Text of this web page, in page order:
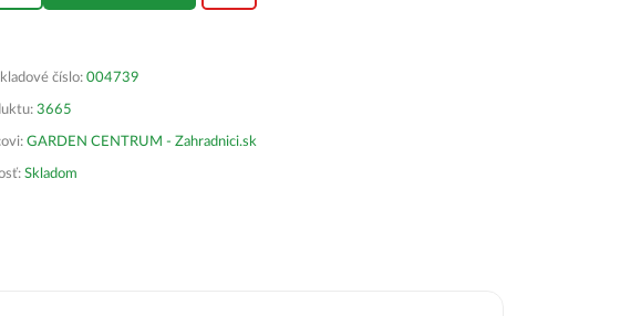
číslo: 004739
3665
GARDEN CENTRUM - Zahradnici.sk
Skladom